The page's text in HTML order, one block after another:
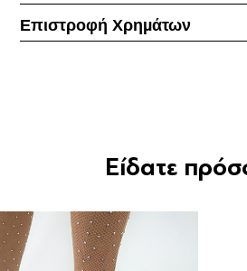
Επιστροφή Χρηµάτων
Είδατε